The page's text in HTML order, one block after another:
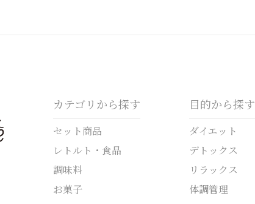
カテゴリから探す
セット商品
レトルト・食品
調味料
お菓子
目的から探す
ダイエット
デトックス
リラックス
体調管理